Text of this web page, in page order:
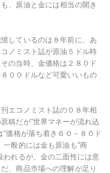
、原油と金には相当の開き
しているのは８年前に、あ
ノミスト誌が原油５ドル時
の当時、金価格は２８０ド
００ドルなど可愛いいもの
エコノミスト誌の０８年相
稿だが"世界マネーが流れ込
価格が落ち着き６０－８０ド
一般的には金も原油も"商
れるが、金の二面性には意
、商品市場への理解が足り